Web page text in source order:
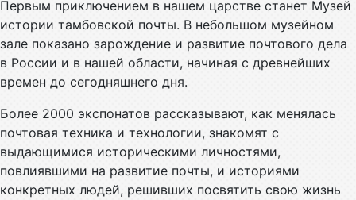
Первым приключением в нашем царстве станет Музей
истории тамбовской почты. В небольшом музейном
зале показано зарождение и развитие почтового дела
в России и в нашей области, начиная с древнейших
времен до сегодняшнего дня.
Более 2000 экспонатов рассказывают, как менялась
почтовая техника и технологии, знакомят с
выдающимися историческими личностями,
повлиявшими на развитие почты, и историями
конкретных людей, решивших посвятить свою жизнь